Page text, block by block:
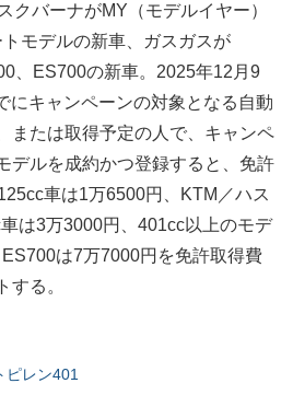
クバーナがMY（モデルイヤー）
モデルの新車、ガスガスが
、ES700の新車。2025年12月9
にキャンペーンの対象となる自動
または取得予定の人で、キャンペ
デルを成約かつ登録すると、免許
車は1万6500円、KTM／ハス
は3万3000円、401cc以上のモデ
は7万7000円を免許取得費
する。
ピレン401